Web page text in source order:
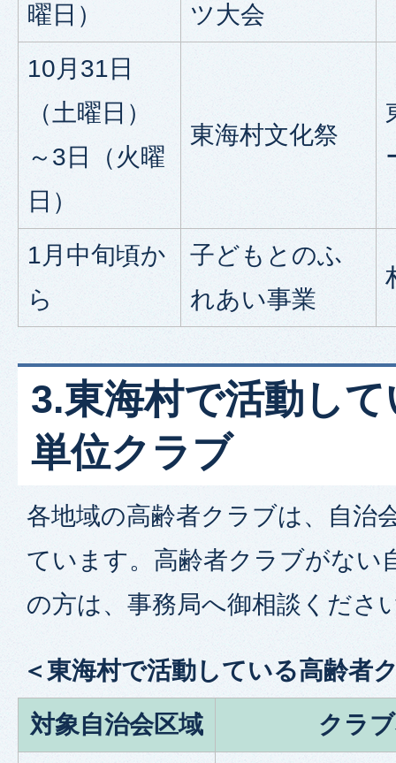
曜日）
ツ大会
10月31日
（土曜日）
～3日（火曜
日）
東海村文化祭
1月中旬頃か
ら
子どもとのふ
れあい事業
3.東海村で活動し
単位クラブ
各地域の高齢者クラブは、自治
ています。高齢者クラブがない
の方は、事務局へ御相談くださ
＜東海村で活動している高齢者
対象自治会区域
クラ